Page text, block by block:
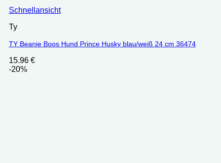
Schnellansicht
Ty
TY Beanie Boos Hund Prince Husky blau/weiß 24 cm 36474
15.96 €
-20%